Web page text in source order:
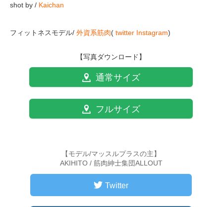
shot by / Kaichan
フィットネスモデル/ 外資系筋肉( twitter Instagram)
【写真ダウンロード】
通常サイズ
フルサイズ
【モデル/マッスルプラスの主】
AKIHITO / 筋肉紳士集団ALLOUT
Twitter